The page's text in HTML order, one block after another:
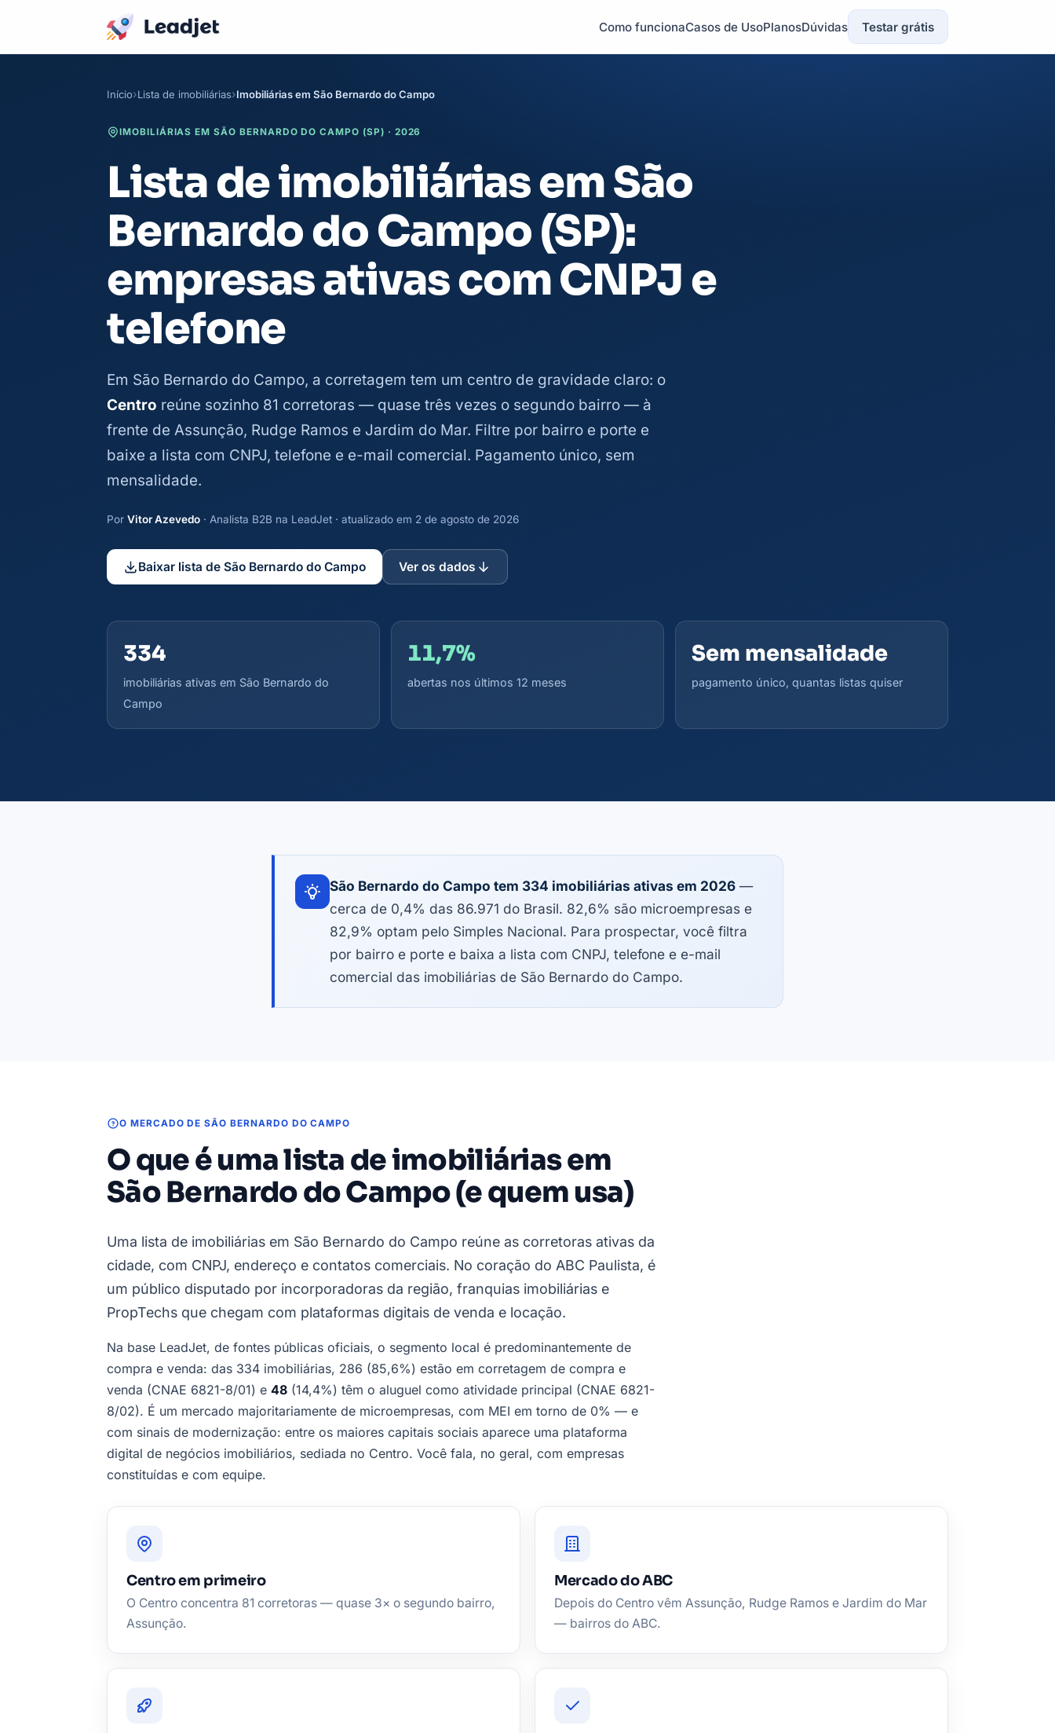
Como funcionaCasos de UsoPlanosDúvidas Testar grátis
Início Lista de imobiliárias Imobiliárias em São Bernardo do Campo
IMOBILIÁRIAS EM SÃO BERNARDO DO CAMPO (SP) · 2026
Lista de imobiliárias em São
Bernardo do Campo (SP):
empresas ativas com CNPJ e
telefone
Em São Bernardo do Campo, a corretagem tem um centro de gravidade claro: o
Centro reúne sozinho 81 corretoras — quase três vezes o segundo bairro — à
frente de Assunção, Rudge Ramos e Jardim do Mar. Filtre por bairro e porte e
baixe a lista com CNPJ, telefone e e-mail comercial. Pagamento único, sem
mensalidade.
Por Vitor Azevedo · Analista B2B na LeadJet · atualizado em 2 de agosto de 2026
Baixar lista de São Bernardo do Campo Ver os dados
334
imobiliárias ativas em São Bernardo do
Campo
11,7%
abertas nos últimos 12 meses
Sem mensalidade
pagamento único, quantas listas quiser
São Bernardo do Campo tem 334 imobiliárias ativas em 2026 —
cerca de 0,4% das 86.971 do Brasil. 82,6% são microempresas e
82,9% optam pelo Simples Nacional. Para prospectar, você filtra
por bairro e porte e baixa a lista com CNPJ, telefone e e-mail
comercial das imobiliárias de São Bernardo do Campo.
O MERCADO DE SÃO BERNARDO DO CAMPO
O que é uma lista de imobiliárias em
São Bernardo do Campo (e quem usa)
Uma lista de imobiliárias em São Bernardo do Campo reúne as corretoras ativas da
cidade, com CNPJ, endereço e contatos comerciais. No coração do ABC Paulista, é
um público disputado por incorporadoras da região, franquias imobiliárias e
PropTechs que chegam com plataformas digitais de venda e locação.
Na base LeadJet, de fontes públicas oficiais, o segmento local é predominantemente de
compra e venda: das 334 imobiliárias, 286 (85,6%) estão em corretagem de compra e
venda (CNAE 6821-8/01) e 48 (14,4%) têm o aluguel como atividade principal (CNAE 6821-
8/02). É um mercado majoritariamente de microempresas, com MEI em torno de 0% — e
com sinais de modernização: entre os maiores capitais sociais aparece uma plataforma
digital de negócios imobiliários, sediada no Centro. Você fala, no geral, com empresas
constituídas e com equipe.
Centro em primeiro
O Centro concentra 81 corretoras — quase 3× o segundo bairro,
Assunção.
Mercado do ABC
Depois do Centro vêm Assunção, Rudge Ramos e Jardim do Mar
— bairros do ABC.